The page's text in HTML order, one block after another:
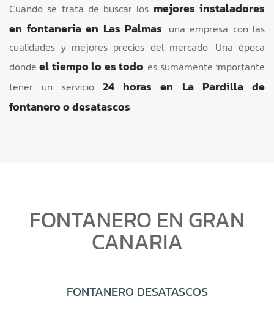
Cuando se trata de buscar los mejores instaladores
en fontanería en Las Palmas, una empresa con las
cualidades y mejores precios del mercado. Una época
dondeel tiempo lo es todo; es sumamente importante
tener un servicio 24 horas en La Pardilla de
fontanero o desatascos.
FONTANERO EN GRAN
CANARIA
FONTANERO DESATASCOS